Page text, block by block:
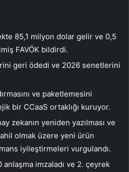
85,1 milyon dolar gelir ve 0,5
FAVÖK bildirdi.
geri ödedi ve 2026 senetlerini
ve paketlemesini
bir CCaaS ortaklığı kuruyor.
zekanın yeniden yazılması ve
olmak üzere yeni ürün
iyileştirmeleri vurgulandı.
imzaladı ve 2. çeyrek